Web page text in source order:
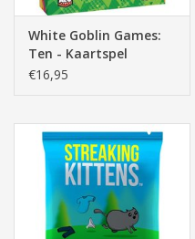
White Goblin Games:
Ten - Kaartspel
€16,95